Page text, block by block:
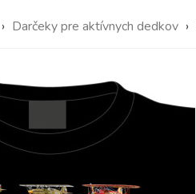
› Darčeky pre aktívnych dedkov ›